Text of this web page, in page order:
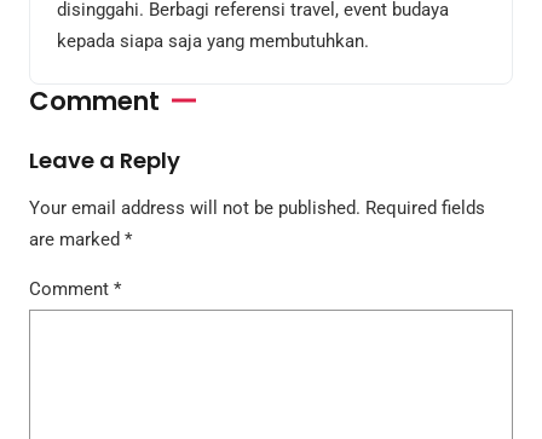
disinggahi. Berbagi referensi travel, event budaya
kepada siapa saja yang membutuhkan.
Comment
Leave a Reply
Your email address will not be published. Required fields
are marked *
Comment *